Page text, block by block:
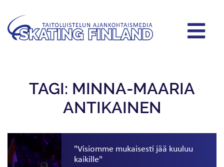
TAGI: MINNA-MAARIA
ANTIKAINEN
"Visiomme mukaisesti jää kuuluu
kaikille"